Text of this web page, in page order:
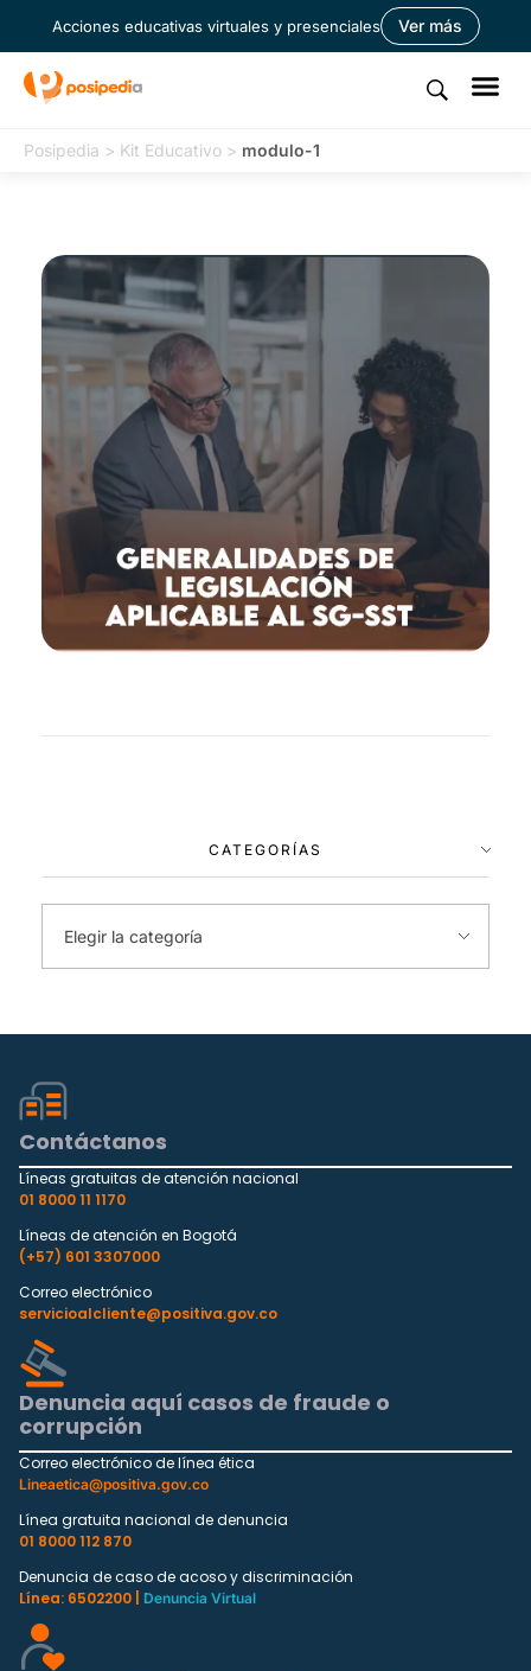
Acciones educativas virtuales y presenciales Ver más
Posipedia > Kit Educativo > modulo-1
CATEGORÍAS
Contáctanos
Líneas gratuitas de atención nacional
01 8000 11 1170
Líneas de atención en Bogotá
(+57) 601 3307000
Correo electrónico
servicioalcliente@positiva.gov.co
Denuncia aquí casos de fraude o
corrupción
Correo electrónico de línea ética
Lineaetica@positiva.gov.co
Línea gratuita nacional de denuncia
01 8000 112 870
Denuncia de caso de acoso y discriminación
Línea: 6502200 |
Denuncia Virtual